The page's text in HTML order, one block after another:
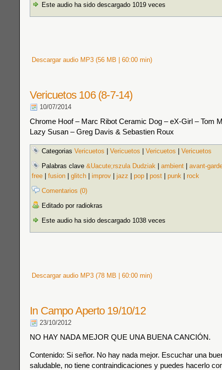
Este audio ha sido descargado 1019 veces
Descargar audio MP3 (56 MB | 60:00 min)
Vericuetos 106 (8-7-14)
10/07/2014
Chrome Hoof – Marc Ribot Ceramic Dog – eX-Girl – Tom
Lazy Susan – Greg Davis & Sebastien Roux
Categorias Vericuetos Vericuetos Vericuetos
Vericuetos
Palabras clave &Uacute;rszula Dudziak ambient
avant-
free
fusion glitch improv jazz pop post punk
rock
Comentarios (0)
Editado por radiokras
Este audio ha sido descargado 1038 veces
Descargar audio MP3 (78 MB | 60:00 min)
In Campo Aperto 19/10/12
23/10/2012
NO HAY NADA MEJOR QUE UNA BUENA CANCIÓN.
Contenido: Si señor. No hay nada mejor. Escuchar una
saludable, no tiene contraindicaciones y puedes hacerlo